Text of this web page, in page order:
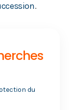
.
du